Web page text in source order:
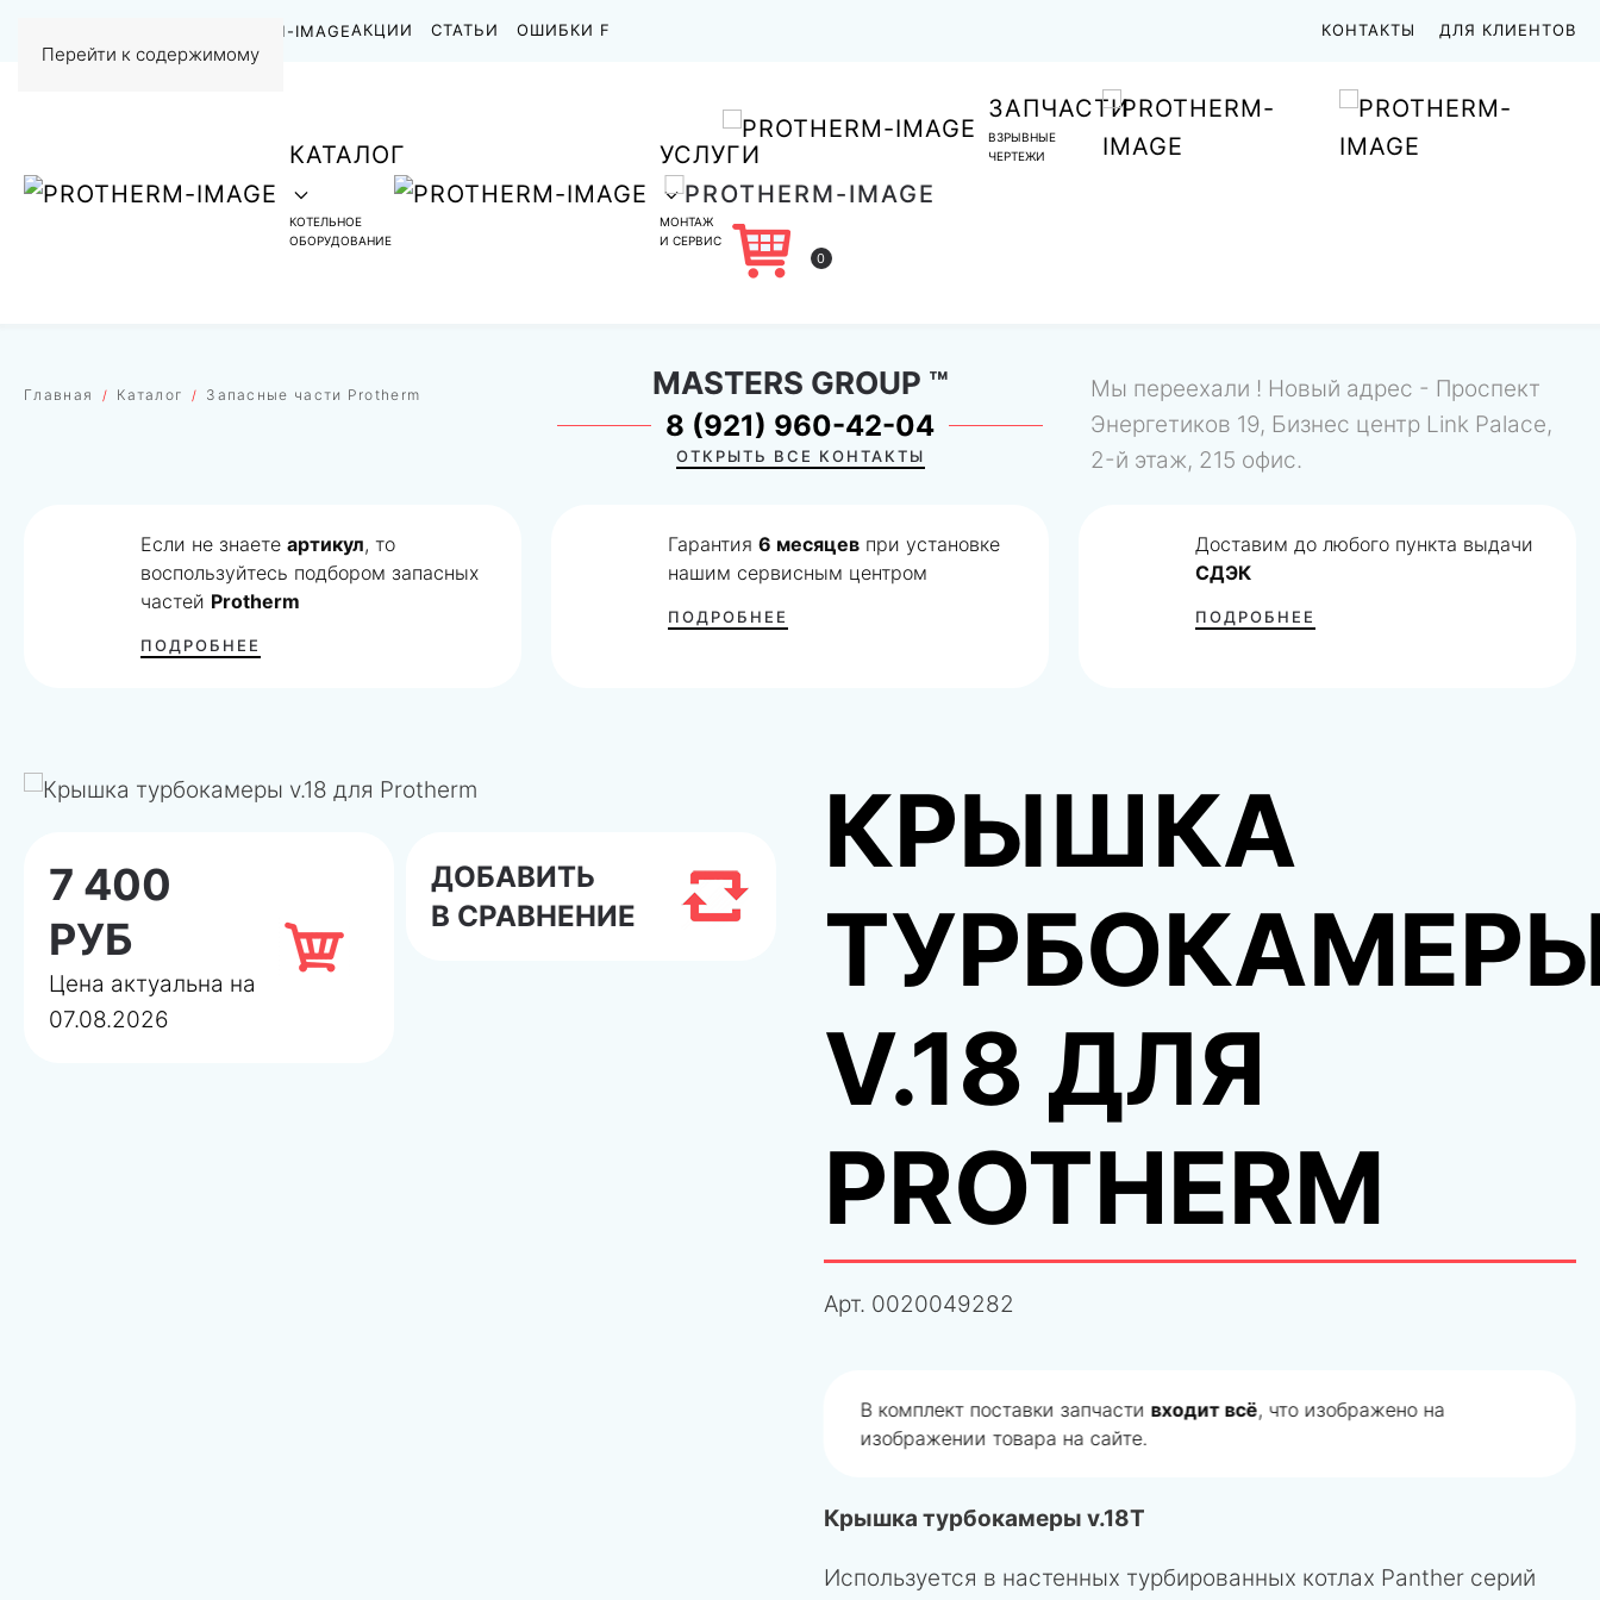
Перейти к содержимому
АКЦИИ СТАТЬИ ОШИБКИ F КОНТАКТЫ ДЛЯ КЛИЕНТОВ
КАТАЛОГ
КОТЕЛЬНОЕ
ОБОРУДОВАНИЕ
УСЛУГИ
МОНТАЖ
И СЕРВИС
ЗАПЧАСТИ
ВЗРЫВНЫЕ
ЧЕРТЕЖИ
0
Главная Каталог Запасные части Protherm MASTERS GROUP ™
8 (921) 960-42-04
ОТКРЫТЬ ВСЕ КОНТАКТЫ
Мы переехали ! Новый адрес - Проспект
Энергетиков 19, Бизнес центр Link Palace,
2-й этаж, 215 офис.
Если не знаетеартикул, то
воспользуйтесь подбором запасных
частей Protherm
ПОДРОБНЕЕ
Гарантия6 месяцев при установке
нашим сервисным центром
ПОДРОБНЕЕ
Доставим до любого пункта выдачи
СДЭК
ПОДРОБНЕЕ
7 400
РУБ
Цена актуальна на
07.08.2026
ДОБАВИТЬ
В СРАВНЕНИЕ
КРЫШКА
V.18 ДЛЯ
PROTHERM
Арт. 0020049282
В комплект поставки запчасти входит всё, что изображено на
изображении товара на сайте.
Крышка турбокамеры v.18T
Используется в настенных турбированных котлах Panther серий